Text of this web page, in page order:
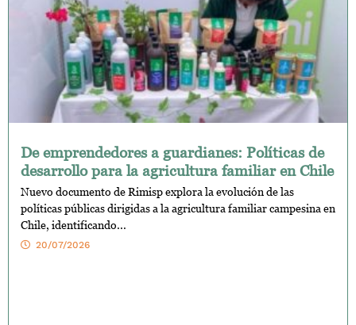
De emprendedores a guardianes: Políticas de
desarrollo para la agricultura familiar en Chile
Nuevo documento de Rimisp explora la evolución de las
políticas públicas dirigidas a la agricultura familiar campesina en
Chile, identificando...
20/07/2026